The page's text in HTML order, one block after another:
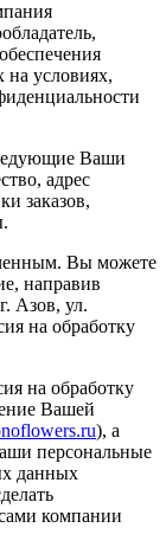
на условиях,
Ваши
адрес
заказов,
Вы можете
направив
Азов, ул.
на обработку
на обработку
Вашей
), а
персональные
данных
компании